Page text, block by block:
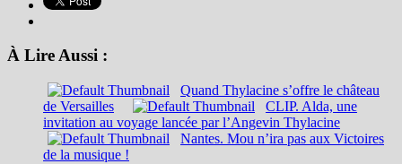
À Lire Aussi :
Quand Thylacine s’offre le château
de Versailles
CLIP. Alda, une
invitation au voyage lancée par l’Angevin Thylacine
Nantes. Mou n’ira pas aux Victoires
de la musique !